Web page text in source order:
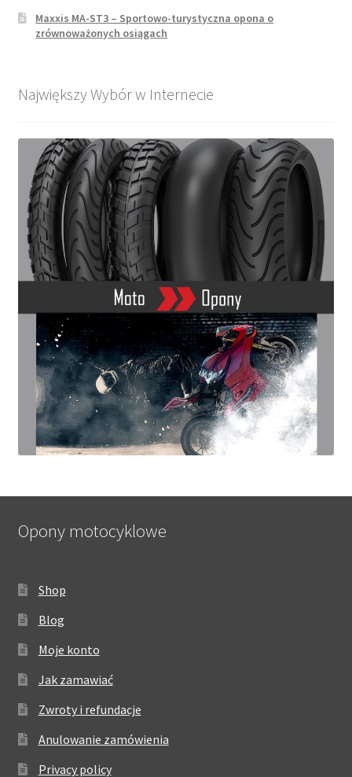
Maxxis MA-ST3 – Sportowo-turystyczna opona o
zrównoważonych osiągach
Największy Wybór w Internecie
Opony motocyklowe
Shop
Blog
Moje konto
Jak zamawiać
Zwroty i refundacje
Anulowanie zamówienia
Privacy policy